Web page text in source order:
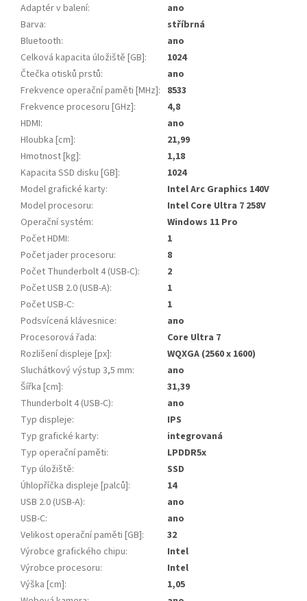
Adaptér v balení:
ano
Barva:
stříbrná
Bluetooth:
ano
Celková kapacita úložiště [GB]:
1024
Čtečka otisků prstů:
ano
Frekvence operační paměti [MHz]: 8533
Frekvence procesoru [GHz]:
4,8
HDMI:
ano
Hloubka [cm]:
21,99
Hmotnost [kg]:
1,18
Kapacita SSD disku [GB]:
1024
Model grafické karty:
Intel Arc Graphics 140V
Model procesoru:
Intel Core Ultra 7 258V
Operační systém:
Windows 11 Pro
Počet HDMI:
1
Počet jader procesoru:
8
Počet Thunderbolt 4 (USB-C):
2
Počet USB 2.0 (USB-A):
1
Počet USB-C:
1
Podsvícená klávesnice:
ano
Procesorová řada:
Core Ultra 7
Rozlišení displeje [px]:
WQXGA (2560 x 1600)
Sluchátkový výstup 3,5 mm:
ano
Šířka [cm]:
31,39
Thunderbolt 4 (USB-C):
ano
Typ displeje:
IPS
Typ grafické karty:
integrovaná
Typ operační paměti:
LPDDR5x
Typ úložiště:
SSD
Úhlopříčka displeje [palců]:
14
USB 2.0 (USB-A):
ano
USB-C:
ano
Velikost operační paměti [GB]:
32
Výrobce grafického chipu:
Intel
Výrobce procesoru:
Intel
Výška [cm]:
1,05